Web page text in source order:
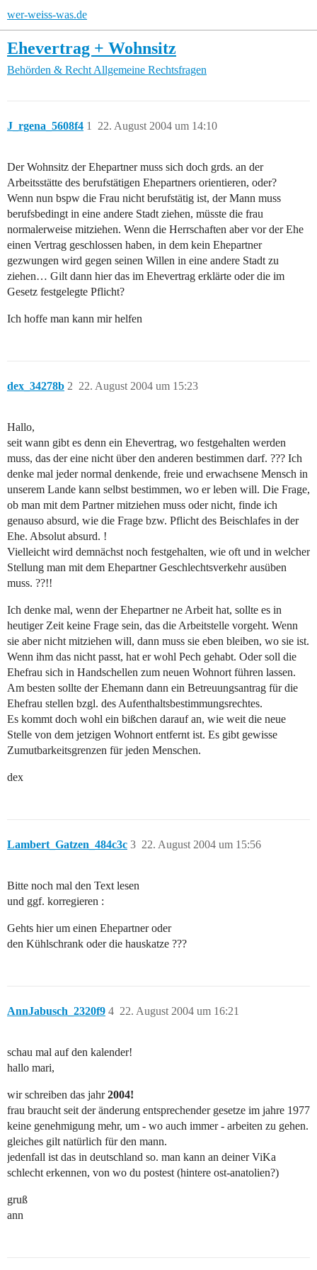
wer-weiss-was.de
Ehevertrag + Wohnsitz
Behörden & Recht Allgemeine Rechtsfragen
J_rgena_5608f4 22. August 2004 um 14:10
1
Der Wohnsitz der Ehepartner muss sich doch grds. an der
Arbeitsstätte des berufstätigen Ehepartners orientieren, oder?
Wenn nun bspw die Frau nicht berufstätig ist, der Mann muss
berufsbedingt in eine andere Stadt ziehen, müsste die frau
normalerweise mitziehen. Wenn die Herrschaften aber vor der Ehe
einen Vertrag geschlossen haben, in dem kein Ehepartner
gezwungen wird gegen seinen Willen in eine andere Stadt zu
ziehen… Gilt dann hier das im Ehevertrag erklärte oder die im
Gesetz festgelegte Pflicht?
Ich hoffe man kann mir helfen
dex_34278b 22. August 2004 um 15:23
2
Hallo,
seit wann gibt es denn ein Ehevertrag, wo festgehalten werden
muss, das der eine nicht über den anderen bestimmen darf. ??? Ich
denke mal jeder normal denkende, freie und erwachsene Mensch in
unserem Lande kann selbst bestimmen, wo er leben will. Die Frage,
ob man mit dem Partner mitziehen muss oder nicht, finde ich
genauso absurd, wie die Frage bzw. Pflicht des Beischlafes in der
Ehe. Absolut absurd. !
Vielleicht wird demnächst noch festgehalten, wie oft und in welcher
Stellung man mit dem Ehepartner Geschlechtsverkehr ausüben
muss. ??!!
Ich denke mal, wenn der Ehepartner ne Arbeit hat, sollte es in
heutiger Zeit keine Frage sein, das die Arbeitstelle vorgeht. Wenn
sie aber nicht mitziehen will, dann muss sie eben bleiben, wo sie ist.
Wenn ihm das nicht passt, hat er wohl Pech gehabt. Oder soll die
Ehefrau sich in Handschellen zum neuen Wohnort führen lassen.
Am besten sollte der Ehemann dann ein Betreuungsantrag für die
Ehefrau stellen bzgl. des Aufenthaltsbestimmungsrechtes.
Es kommt doch wohl ein bißchen darauf an, wie weit die neue
Stelle von dem jetzigen Wohnort entfernt ist. Es gibt gewisse
Zumutbarkeitsgrenzen für jeden Menschen.
dex
Lambert_Gatzen_484c3c 22. August 2004 um 15:56
3
Bitte noch mal den Text lesen
und ggf. korregieren :
Gehts hier um einen Ehepartner oder
den Kühlschrank oder die hauskatze ???
AnnJabusch_2320f9 22. August 2004 um 16:21
4
schau mal auf den kalender!
hallo mari,
wir schreiben das jahr2004!
frau braucht seit der änderung entsprechender gesetze im jahre 1977
keine genehmigung mehr, um - wo auch immer - arbeiten zu gehen.
gleiches gilt natürlich für den mann.
jedenfall ist das in deutschland so. man kann an deiner ViKa
schlecht erkennen, von wo du postest (hintere ost-anatolien?)
gruß
ann